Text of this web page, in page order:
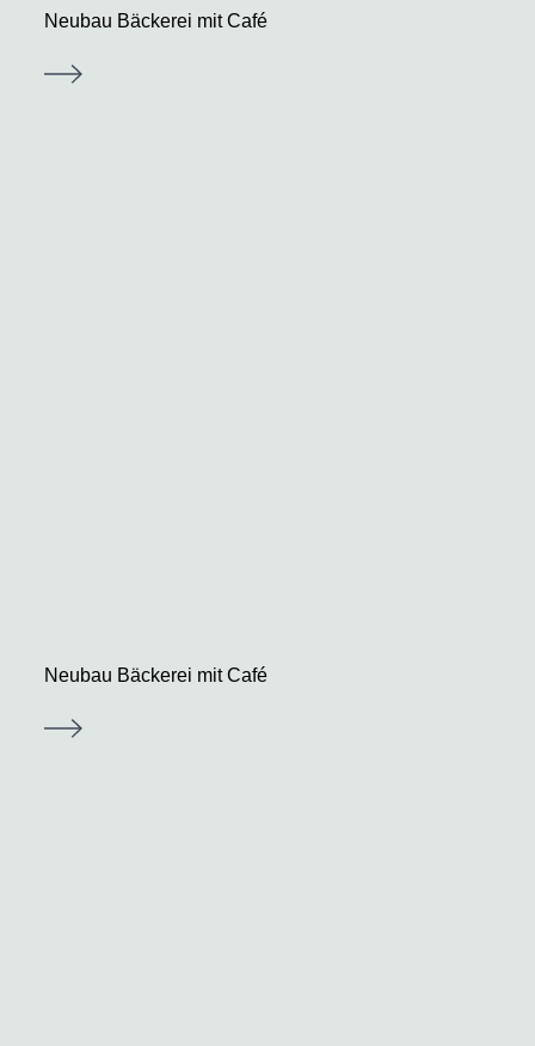
Neubau Bäckerei mit Café
Neubau Bäckerei mit Café